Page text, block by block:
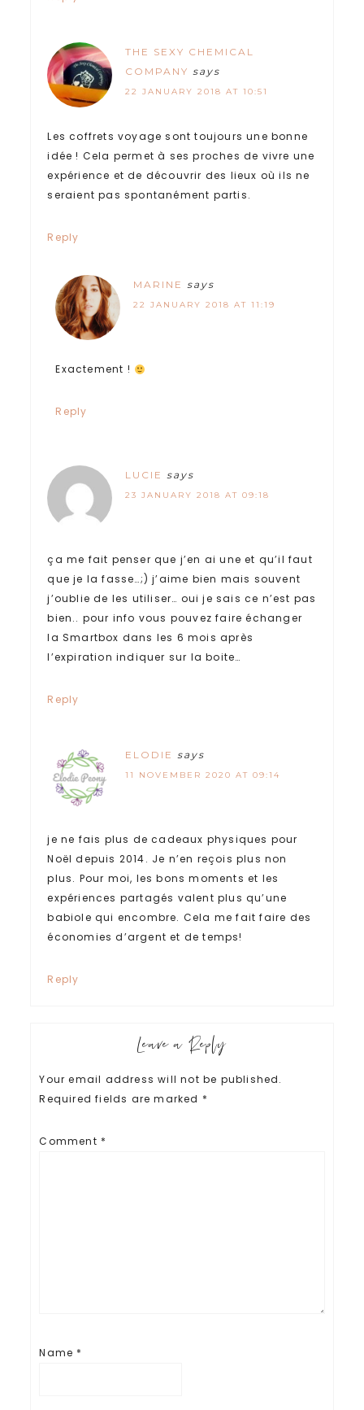
THE SEXY CHEMICAL
COMPANY says
22 JANUARY 2018 AT 10:51
Les coffrets voyage sont toujours une bonne
idée ! Cela permet à ses proches de vivre une
expérience et de découvrir des lieux où ils ne
seraient pas spontanément partis.
Reply
MARINE says
22 JANUARY 2018 AT 11:19
Exactement !
Reply
LUCIE says
23 JANUARY 2018 AT 09:18
ça me fait penser que j’en ai une et qu’il faut
que je la fasse…;) j’aime bien mais souvent
j’oublie de les utiliser… oui je sais ce n’est pas
bien.. pour info vous pouvez faire échanger
la Smartbox dans les 6 mois après
l’expiration indiquer sur la boite…
Reply
ELODIE says
11 NOVEMBER 2020 AT 09:14
je ne fais plus de cadeaux physiques pour
Noël depuis 2014. Je n’en reçois plus non
plus. Pour moi, les bons moments et les
expériences partagés valent plus qu’une
babiole qui encombre. Cela me fait faire des
économies d’argent et de temps!
Reply
Leave a Reply
Your email address will not be published.
Required fields are marked *
Comment *
Name *